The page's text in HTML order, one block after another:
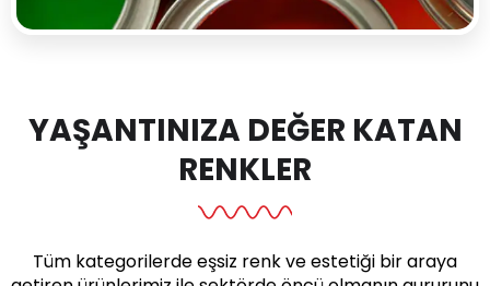
YAŞANTINIZA DEĞER KATAN
RENKLER
Tüm kategorilerde eşsiz renk ve estetiği bir araya